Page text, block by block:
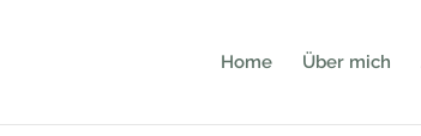
Home Über mich